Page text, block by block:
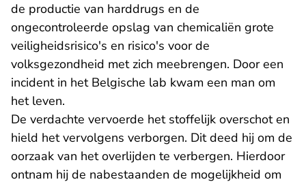
de productie van harddrugs en de
ongecontroleerde opslag van chemicaliën grote
veiligheidsrisico's en risico's voor de
volksgezondheid met zich meebrengen. Door een
incident in het Belgische lab kwam een man om
het leven.
De verdachte vervoerde het stoffelijk overschot en
hield het vervolgens verborgen. Dit deed hij om de
oorzaak van het overlijden te verbergen. Hierdoor
ontnam hij de nabestaanden de mogelijkheid om